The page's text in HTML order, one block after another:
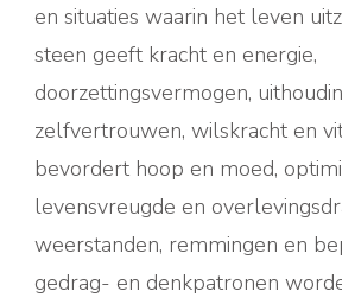
en situaties waarin het leven
steen geeft kracht en energie,
doorzettingsvermogen,
zelfvertrouwen, wilskracht en
bevordert hoop en moed,
levensvreugde en
weerstanden, remmingen en
gedrag- en denkpatronen